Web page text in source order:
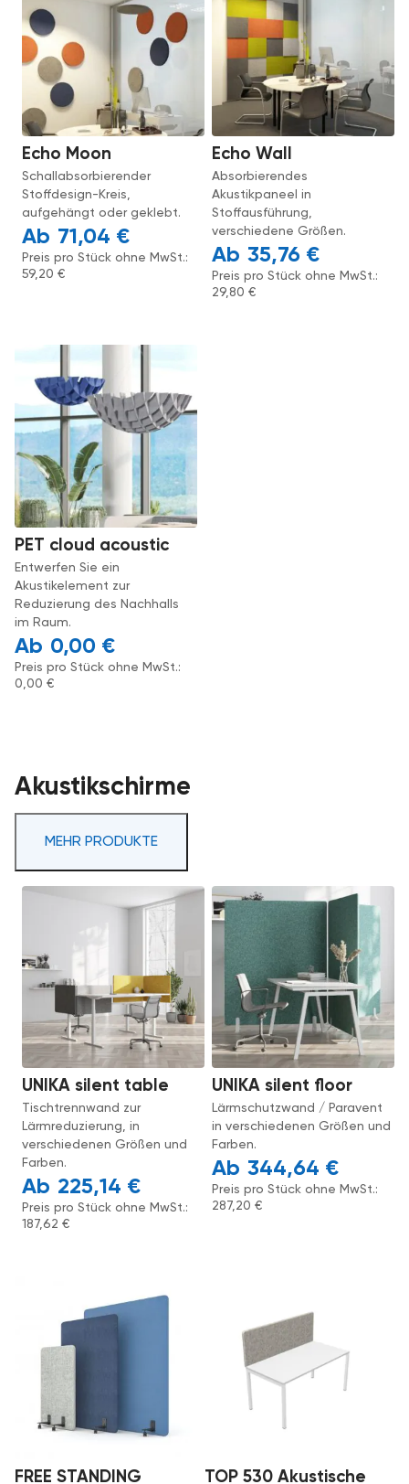
Echo Moon
Schallabsorbierender
Stoffdesign-Kreis,
aufgehängt oder geklebt.
71,04 €
Preis pro Stück ohne MwSt.:
59,20€
Echo Wall
Absorbierendes
Akustikpaneel in
Stoffausführung,
verschiedene Größen.
35,76 €
Preis pro Stück ohne MwSt.:
29,80€
PET cloud acoustic
Entwerfen Sie ein
Akustikelement zur
Reduzierung des Nachhalls
im Raum.
0,00 €
Preis pro Stück ohne MwSt.:
0,00 €
Akustikschirme
MEHR PRODUKTE
UNIKA silent table
Tischtrennwand zur
Lärmreduzierung, in
verschiedenen Größen und
Farben.
225,14 €
Preis pro Stück ohne MwSt.:
187,62€
UNIKA silent floor
Lärmschutzwand / Paravent
in verschiedenen Größen und
Farben.
344,64 €
Preis pro Stück ohne MwSt.:
287,20€
FREE STANDING
TOP 530 Akustische